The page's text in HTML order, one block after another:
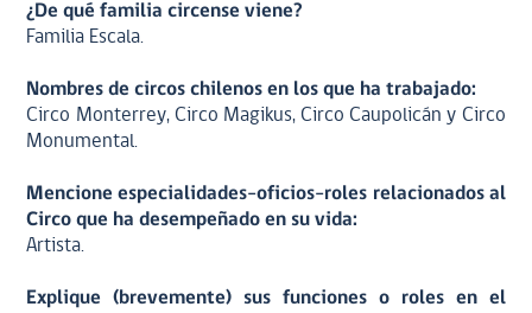
¿De qué familia circense viene?
Familia Escala.
Nombres de circos chilenos en los que ha trabajado:
Circo Monterrey, Circo Magikus, Circo Caupolicán y Circo
Monumental.
Mencione especialidades-oficios-roles relacionados al
Circo que ha desempeñado en su vida:
Artista.
Explique (brevemente) sus funciones o roles en el